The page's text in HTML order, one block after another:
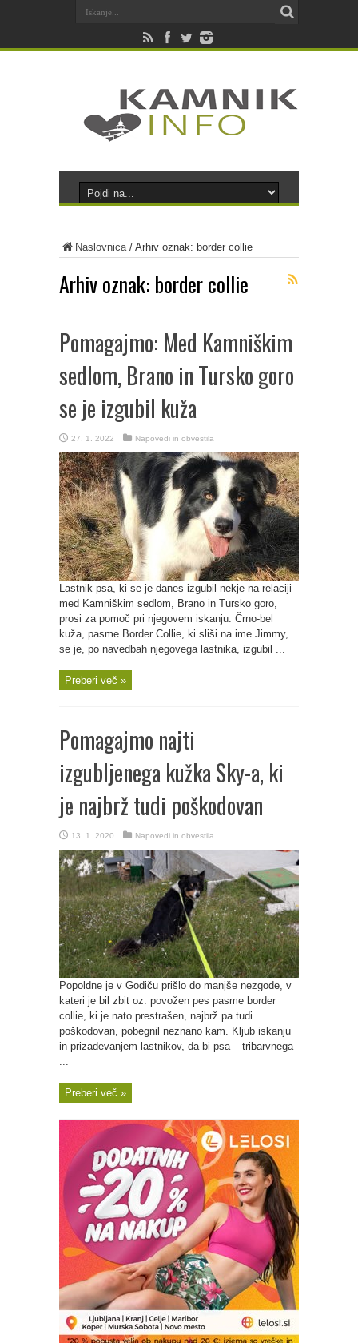
Naslovnica/ Arhiv oznak: border collie
Arhiv oznak: border collie
Pomagajmo: Med Kamniškim
sedlom, Brano in Tursko goro
se je izgubil kuža
27. 1. 2022 Napovedi in obvestila
Lastnik psa, ki se je danes izgubil nekje na relaciji
med Kamniškim sedlom, Brano in Tursko goro,
prosi za pomoč pri njegovem iskanju. Črno-bel
kuža, pasme Border Collie, ki sliši na ime Jimmy,
se je, po navedbah njegovega lastnika, izgubil ...
Preberi več »
Pomagajmo najti
izgubljenega kužka Sky-a, ki
je najbrž tudi poškodovan
13. 1. 2020 Napovedi in obvestila
Popoldne je v Godiču prišlo do manjše nezgode, v
kateri je bil zbit oz. povožen pes pasme border
collie, ki je nato prestrašen, najbrž pa tudi
poškodovan, pobegnil neznano kam. Kljub iskanju
in prizadevanjem lastnikov, da bi psa – tribarvnega
...
Preberi več »